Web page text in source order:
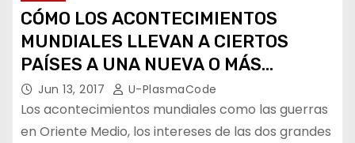
CÓMO LOS ACONTECIMIENTOS
MUNDIALES LLEVAN A CIERTOS
PAÍSES A UNA NUEVA O MÁS
DEMANDADA FORMA DE
FINANCIACIÓN
Jun 13, 2017 U-PlasmaCode
Los acontecimientos mundiales como las guerras
en Oriente Medio, los intereses de las dos grandes